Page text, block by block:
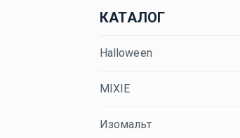
КАТАЛОГ
Halloween
MIXIE
Изомальт